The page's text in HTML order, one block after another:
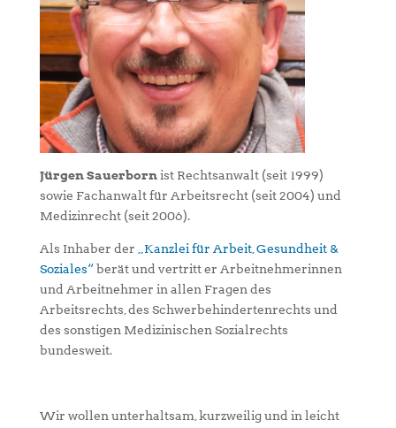
Jürgen Sauerbornist Rechtsanwalt (seit 1999)
sowie Fachanwalt für Arbeitsrecht (seit 2004) und
Medizinrecht (seit 2006).
Als Inhaber der „Kanzlei für Arbeit, Gesundheit &
Soziales“berät und vertritt er Arbeitnehmerinnen
und Arbeitnehmer in allen Fragen des
Arbeitsrechts, des Schwerbehindertenrechts und
des sonstigen Medizinischen Sozialrechts
bundesweit.
Wir wollen unterhaltsam, kurzweilig und in leicht